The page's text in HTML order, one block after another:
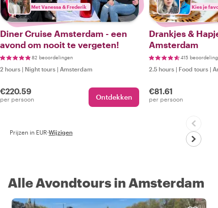
Met Vanessa & Frederik
Diner Cruise Amsterdam - een
avond om nooit te vergeten!
82 beoordelingen
2 hours | Night tours | Amsterdam
€220.59
per persoon Ontdekken
Kies je
Drankjes &
Amsterdam
415
2.5 hours | Food tours |
€81.61
per persoon
Prijzen in EUR·Wijzigen
Alle Avondtours in Amsterdam